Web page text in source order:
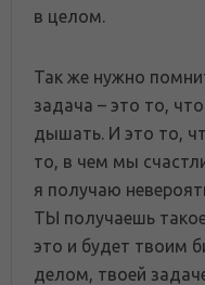
в целом.
Так же нужно
задача – это то,
дышать. И это то,
то, в чем мы
я получаю
ТЫ получаешь
это и будет твоим
делом, твоей